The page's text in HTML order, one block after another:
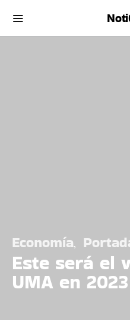
Economía
Este será el
UMA en 2023